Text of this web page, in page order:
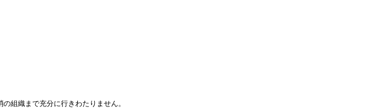
組織まで充分に行きわたりません。